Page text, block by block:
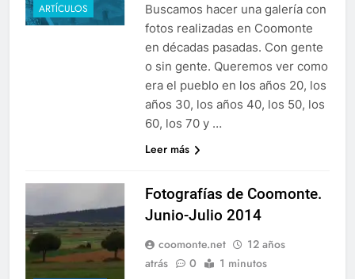
ARTÍCULOS
Buscamos hacer una galería con
fotos realizadas en Coomonte
en décadas pasadas. Con gente
o sin gente. Queremos ver como
era el pueblo en los años 20, los
años 30, los años 40, los 50, los
60, los 70 y …
Leer más
Fotografías de Coomonte.
Junio-Julio 2014
coomonte.net
12 años
atrás
0 1 minutos